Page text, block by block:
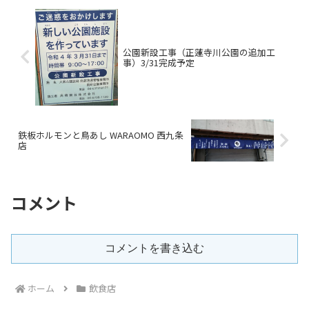
公園新設工事（正蓮寺川公園の追加工
事）3/31完成予定
鉄板ホルモンと鳥あし WARAOMO 西九条
店
コメント
コメントを書き込む
ホーム 飲食店